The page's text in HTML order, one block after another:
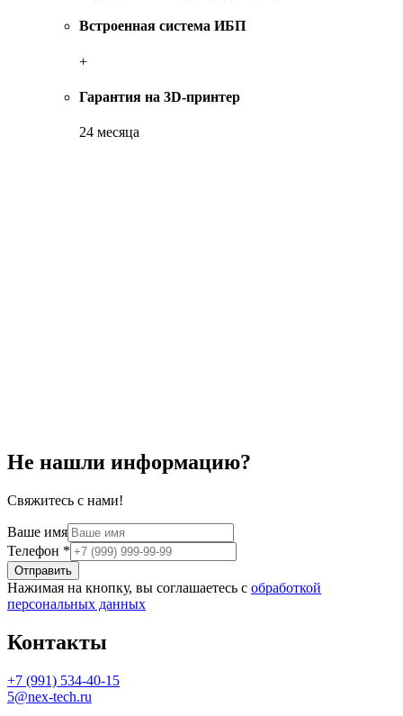
Встроенная система ИБП
+
Гарантия на 3D-принтер
24 месяца
Не нашли информацию?
Свяжитесь с нами!
Ваше имя
Телефон *
Отправить
Нажимая на кнопку, вы соглашаетесь с обработкой
персональных данных
Контакты
+7 (991) 534-40-15
5@nex-tech.ru